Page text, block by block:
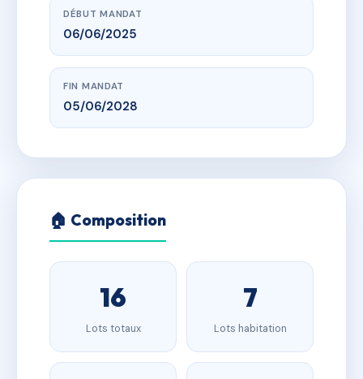
DÉBUT MANDAT
06/06/2025
FIN MANDAT
05/06/2028
🏠 Composition
16
Lots totaux
7
Lots habitation